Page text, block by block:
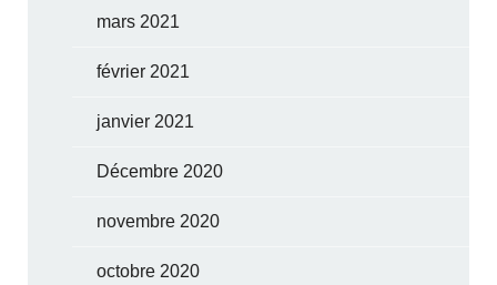
mars 2021
février 2021
janvier 2021
Décembre 2020
novembre 2020
octobre 2020